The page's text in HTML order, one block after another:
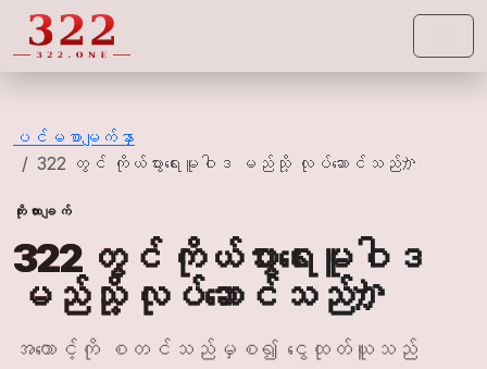
322
ပင်မစာမျက်နှာ
322 တွင် ကိုယ်ပွားရေးမူဝါဒ မည်သို့ လုပ်ဆောင်သည်か
ကိုးကားချက်
322 တွင် ကိုယ်ပွားရေးမူဝါဒ
မည်သို့ လုပ်ဆောင်သည်か
အကောင့်ကို စတင်သည်မှစ၍ ငွေထုတ်ယူသည်